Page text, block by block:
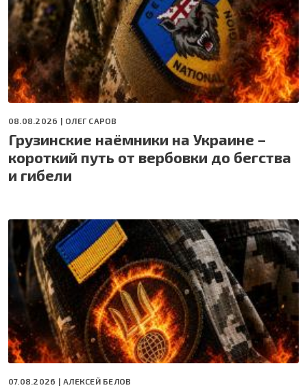
08.08.2026 | ОЛЕГ САРОВ
Грузинские наёмники на Украине –
короткий путь от вербовки до бегства
и гибели
07.08.2026 |АЛЕКСЕЙ БЕЛОВ